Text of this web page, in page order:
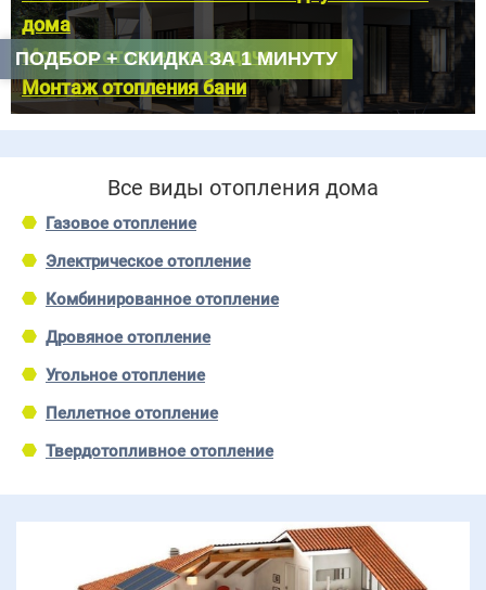
дома
Монтаж отопления на даче
Монтаж отопления бани
Все виды отопления дома
Газовое отопление
Электрическое отопление
Комбинированное отопление
Дровяное отопление
Угольное отопление
Пеллетное отопление
Твердотопливное отопление
ПОДБОР + СКИДКА ЗА 1 МИНУТУ